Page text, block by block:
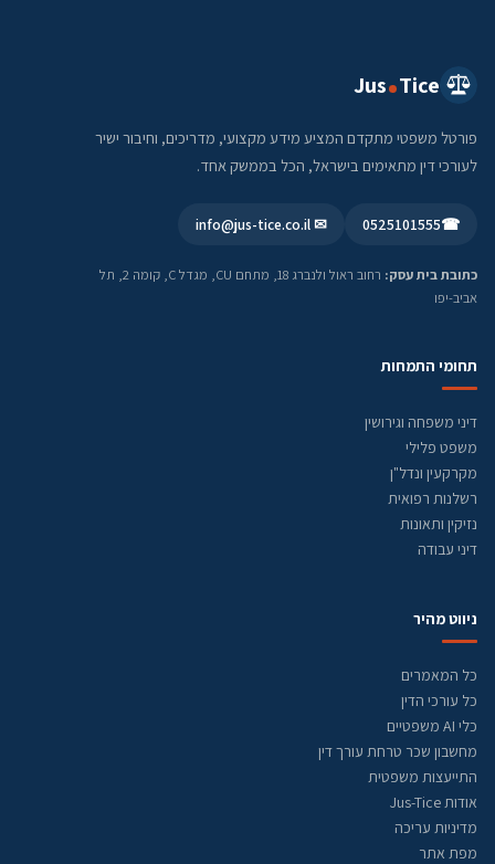
Jus Tice
פורטל משפטי מתקדם המציע מידע מקצועי, מדריכים, וחיבור ישיר
לעורכי דין מתאימים בישראל, הכל בממשק אחד.
☎
0525101555
✉ info@jus-tice.co.il
כתובת בית עסק:
רחוב ראול ולנברג 18, מתחם CU, מגדל C, קומה 2, תל
אביב-יפו
תחומי התמחות
דיני משפחה וגירושין
משפט פלילי
מקרקעין ונדל"ן
רשלנות רפואית
נזיקין ותאונות
דיני עבודה
ניווט מהיר
כל המאמרים
כל עורכי הדין
כלי AI משפטיים
מחשבון שכר טרחת עורך דין
התייעצות משפטית
אודות Jus-Tice
מדיניות עריכה
מפת אתר